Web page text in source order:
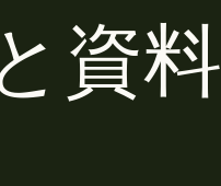
資料